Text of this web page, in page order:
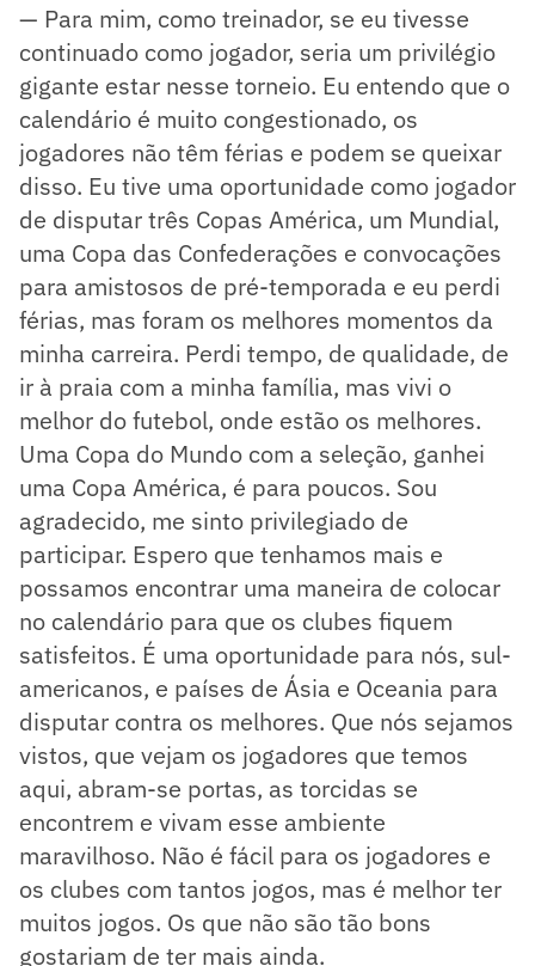
— Para mim, como treinador, se eu tivesse
continuado como jogador, seria um privilégio
gigante estar nesse torneio. Eu entendo que o
calendário é muito congestionado, os
jogadores não têm férias e podem se queixar
disso. Eu tive uma oportunidade como jogador
de disputar três Copas América, um Mundial,
uma Copa das Confederações e convocações
para amistosos de pré-temporada e eu perdi
férias, mas foram os melhores momentos da
minha carreira. Perdi tempo, de qualidade, de
ir à praia com a minha família, mas vivi o
melhor do futebol, onde estão os melhores.
Uma Copa do Mundo com a seleção, ganhei
uma Copa América, é para poucos. Sou
agradecido, me sinto privilegiado de
participar. Espero que tenhamos mais e
possamos encontrar uma maneira de colocar
no calendário para que os clubes fiquem
satisfeitos. É uma oportunidade para nós, sul-
americanos, e países de Ásia e Oceania para
disputar contra os melhores. Que nós sejamos
vistos, que vejam os jogadores que temos
aqui, abram-se portas, as torcidas se
encontrem e vivam esse ambiente
maravilhoso. Não é fácil para os jogadores e
os clubes com tantos jogos, mas é melhor ter
muitos jogos. Os que não são tão bons
gostariam de ter mais ainda.